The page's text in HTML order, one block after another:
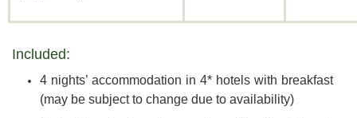
Included:
4 nights’ accommodation in 4* hotels with breakfast
(may be subject to change due to availability)